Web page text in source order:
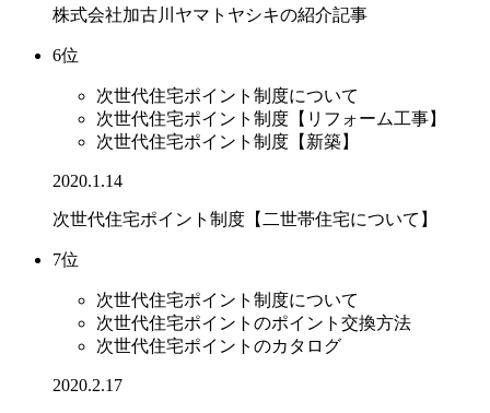
株式会社加古川ヤマトヤシキの紹介記事
6位
次世代住宅ポイント制度について
次世代住宅ポイント制度【リフォーム工事】
次世代住宅ポイント制度【新築】
2020.1.14
次世代住宅ポイント制度【二世帯住宅について】
7位
次世代住宅ポイント制度について
次世代住宅ポイントのポイント交換方法
次世代住宅ポイントのカタログ
2020.2.17